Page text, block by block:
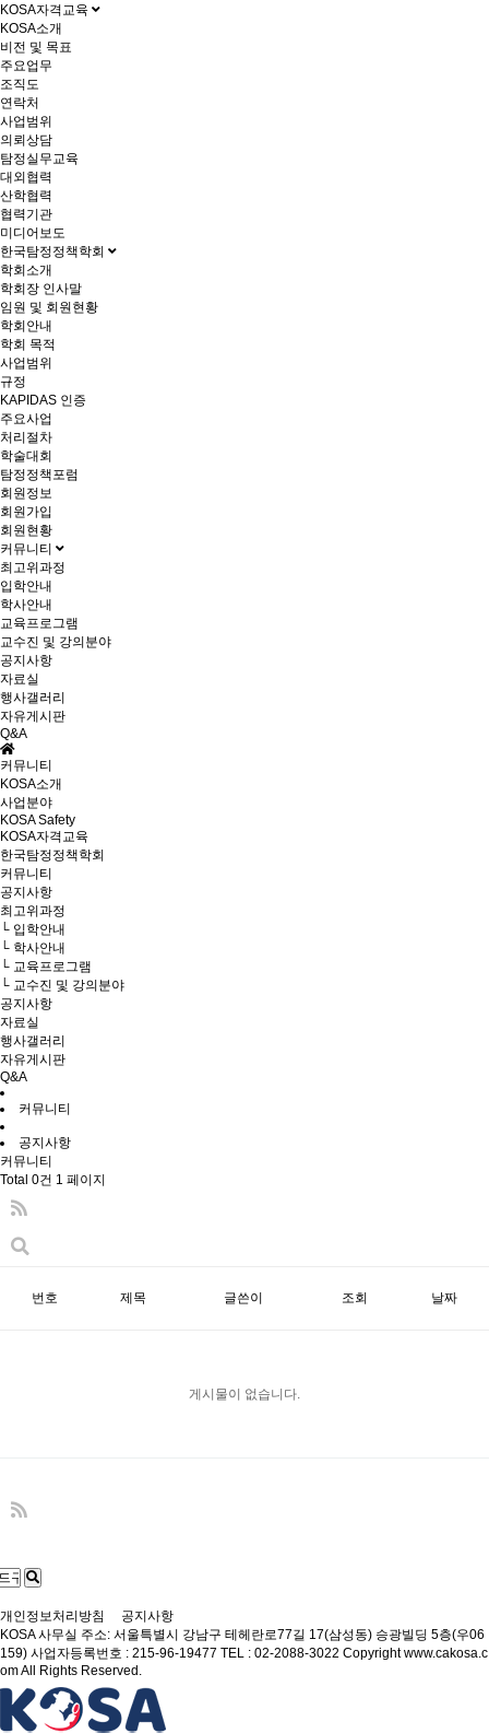
KOSA자격교육
KOSA소개
비전 및 목표
주요업무
조직도
연락처
사업범위
의뢰상담
탐정실무교육
대외협력
산학협력
협력기관
미디어보도
한국탐정정책학회
학회소개
학회장 인사말
임원 및 회원현황
학회안내
학회 목적
사업범위
규정
KAPIDAS 인증
주요사업
처리절차
학술대회
탐정정책포럼
회원정보
회원가입
회원현황
커뮤니티
최고위과정
입학안내
학사안내
교육프로그램
교수진 및 강의분야
공지사항
자료실
행사갤러리
자유게시판
Q&A
커뮤니티
KOSA소개
사업분야
KOSA Safety
KOSA자격교육
한국탐정정책학회
커뮤니티
공지사항
최고위과정
└ 입학안내
└ 학사안내
└ 교육프로그램
└ 교수진 및 강의분야
공지사항
자료실
행사갤러리
자유게시판
Q&A
커뮤니티
공지사항
커뮤니티
Total 0건 1 페이지
번호 제목 글쓴이 조회 날짜
게시물이 없습니다.
개인정보처리방침
공지사항
KOSA 사무실 주소: 서울특별시 강남구 테헤란로77길 17(삼성동) 승광빌딩 5층(우06
159) 사업자등록번호 : 215-96-19477 TEL : 02-2088-3022 Copyright www.cakosa.c
om All Rights Reserved.